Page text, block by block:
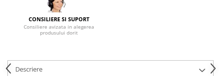
Set mese si scaune gradinita
Mobilier copii
Saltele patuturi copii
CONSILIERE SI SUPORT
Consiliere avizata in alegerea
produsului dorit
Descriere